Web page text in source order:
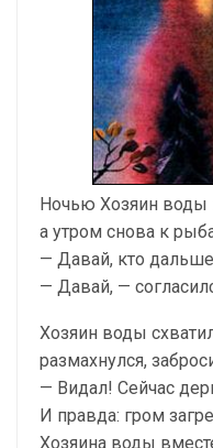
Ночью Хозяин воды
а утром снова к
— Давай, кто дальше
— Давай, —
Хозяин воды
размахнулся,
— Видал! Сейчас
И правда: гром
Хозяина воды